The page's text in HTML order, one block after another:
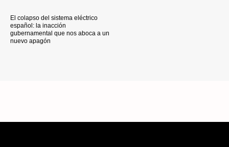
El colapso del sistema eléctrico
español: la inacción
gubernamental que nos aboca a un
nuevo apagón